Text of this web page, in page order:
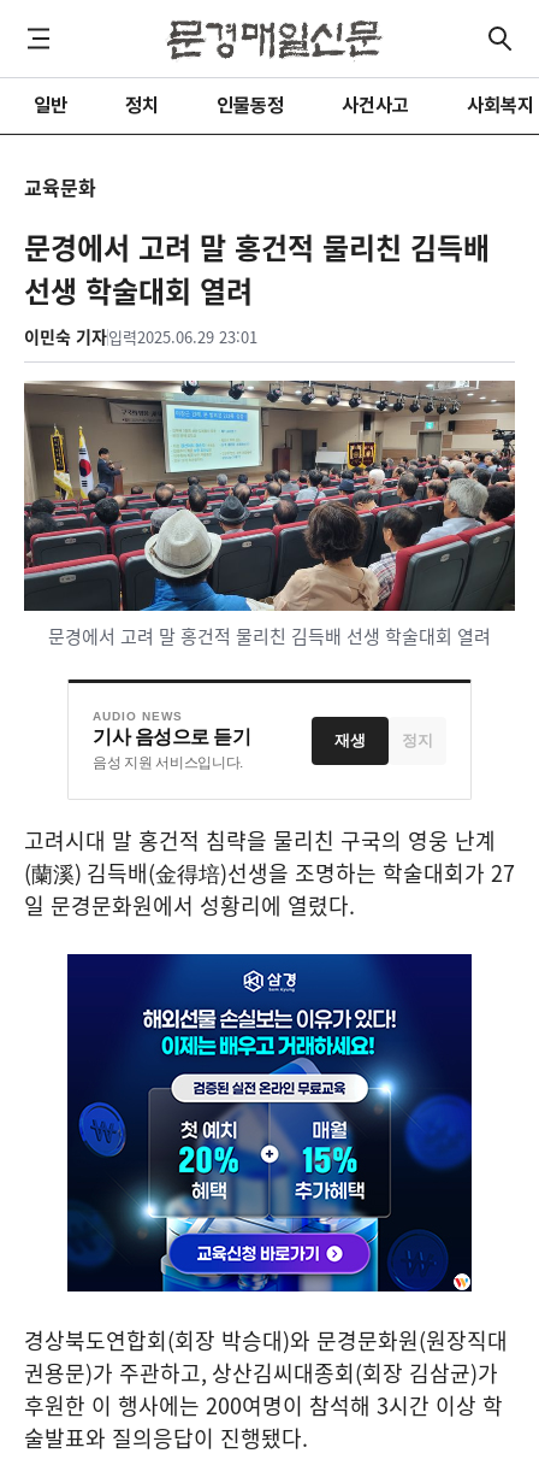
일반 정치 인물동정 사건사고 사회복지
교육문화
문경에서 고려 말 홍건적 물리친 김득배
선생 학술대회 열려
이민숙 기자입력2025.06.29 23:01
문경에서 고려 말 홍건적 물리친 김득배 선생 학술대회 열려
AUDIO NEWS
기사 음성으로 듣기
음성 지원 서비스입니다.
재생 정지
고려시대 말 홍건적 침략을 물리친 구국의 영웅 난계
(蘭溪) 김득배(金得培)선생을 조명하는 학술대회가 27
일 문경문화원에서 성황리에 열렸다.
경상북도연합회(회장 박승대)와 문경문화원(원장직대
권용문)가 주관하고, 상산김씨대종회(회장 김삼균)가
후원한 이 행사에는 200여명이 참석해 3시간 이상 학
술발표와 질의응답이 진행됐다.